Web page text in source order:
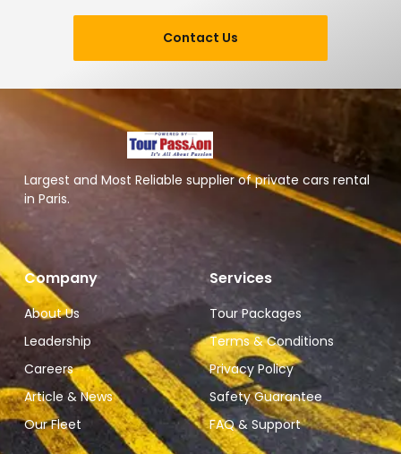
Contact Us
Largest and Most Reliable supplier of private cars rental
in Paris.
Company
About Us
Leadership
Careers
Article & News
Our Fleet
Services
Tour Packages
Terms & Conditions
Privacy Policy
Safety Guarantee
FAQ & Support